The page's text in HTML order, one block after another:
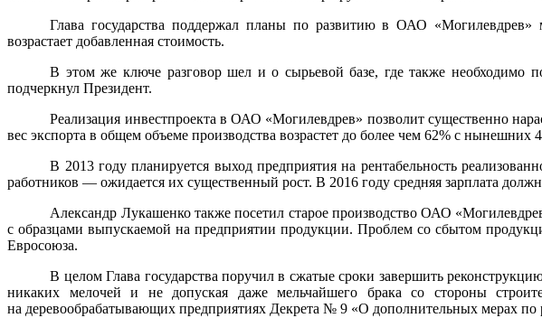
Глава государства поддержал планы по развитию в ОАО «Могилевдрев»
возрастает добавленная стоимость.
В этом же ключе разговор шел и о сырьевой базе, где также необходимо
подчеркнул Президент.
Реализация инвестпроекта в ОАО «Могилевдрев» позволит существенно
вес экспорта в общем объеме производства возрастет до более чем 62% с
В 2013 году планируется выход предприятия на рентабельность
работников — ожидается их существенный рост. В 2016 году средняя зарплата
Александр Лукашенко также посетил старое производство ОАО
с образцами выпускаемой на предприятии продукции. Проблем со сбытом
Евросоюза.
В целом Глава государства поручил в сжатые сроки завершить
никаких мелочей и не допуская даже мельчайшего брака со стороны
на деревообрабатывающих предприятиях Декрета № 9 «О дополнительных мерах